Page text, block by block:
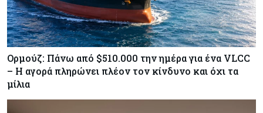
Ορμούζ: Πάνω από $510.000 την ημέρα για ένα VLCC
– Η αγορά πληρώνει πλέον τον κίνδυνο και όχι τα
μίλια